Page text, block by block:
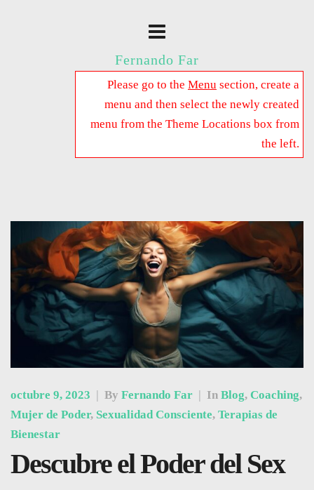
Fernando Far
Please go to the Menu section, create a
menu and then select the newly created
menu from the Theme Locations box from
the left.
octubre 9, 2023 | By Fernando Far | In Blog, Coaching,
Mujer de Poder, Sexualidad Consciente, Terapias de
Bienestar
Descubre el Poder del Sex